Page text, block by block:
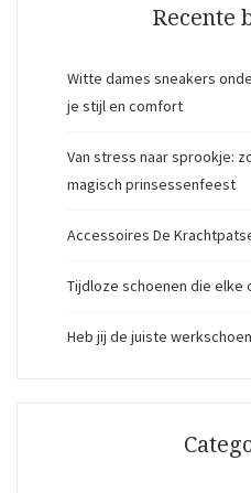
Recente
Witte dames sneakers
je stijl en comfort
Van stress naar sprookje:
magisch prinsessenfeest
Accessoires De
Tijdloze schoenen die
Heb jij de juiste